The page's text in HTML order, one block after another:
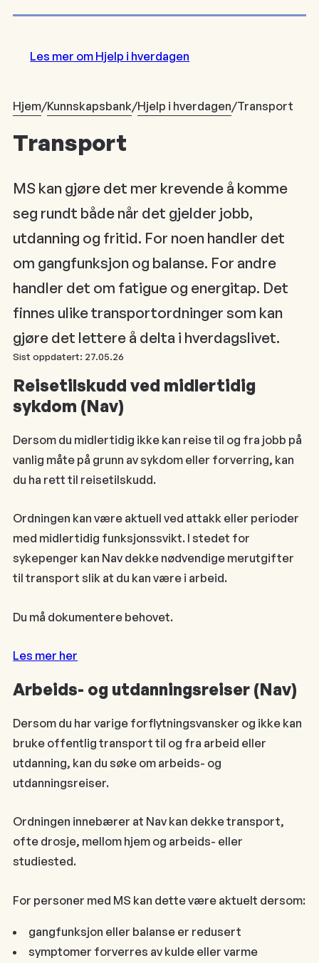
Les mer om Hjelp i hverdagen
Hjem/Kunnskapsbank/Hjelp i hverdagen/Transport
Transport
MS kan gjøre det mer krevende å komme
seg rundt både når det gjelder jobb,
utdanning og fritid. For noen handler det
om gangfunksjon og balanse. For andre
handler det om fatigue og energitap. Det
finnes ulike transportordninger som kan
gjøre det lettere å delta i hverdagslivet.
Sist oppdatert: 27.05.26
Reisetilskudd ved midlertidig
sykdom (Nav)
Dersom du midlertidig ikke kan reise til og fra jobb på
vanlig måte på grunn av sykdom eller forverring, kan
du ha rett til reisetilskudd.
Ordningen kan være aktuell ved attakk eller perioder
med midlertidig funksjonssvikt. I stedet for
sykepenger kan Nav dekke nødvendige merutgifter
til transport slik at du kan være i arbeid.
Du må dokumentere behovet.
Les mer her
Arbeids- og utdanningsreiser (Nav)
Dersom du har varige forflytningsvansker og ikke kan
bruke offentlig transport til og fra arbeid eller
utdanning, kan du søke om arbeids- og
utdanningsreiser.
Ordningen innebærer at Nav kan dekke transport,
ofte drosje, mellom hjem og arbeids- eller
studiested.
For personer med MS kan dette være aktuelt dersom:
gangfunksjon eller balanse er redusert
symptomer forverres av kulde eller varme